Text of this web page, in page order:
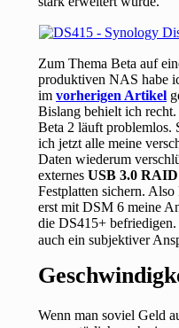
Zum Thema Beta auf
produktiven NAS habe
imvorherigen Artikel
Bislang behielt ich
Beta 2 läuft problemlos.
ich jetzt alle meine
Daten wiederum
externesUSB 3.0 RAID
Festplatten sichern. Also
erst mit DSM 6 meine
die DS415+ befriedigen.
auch ein subjektiver
Wenn man soviel Geld